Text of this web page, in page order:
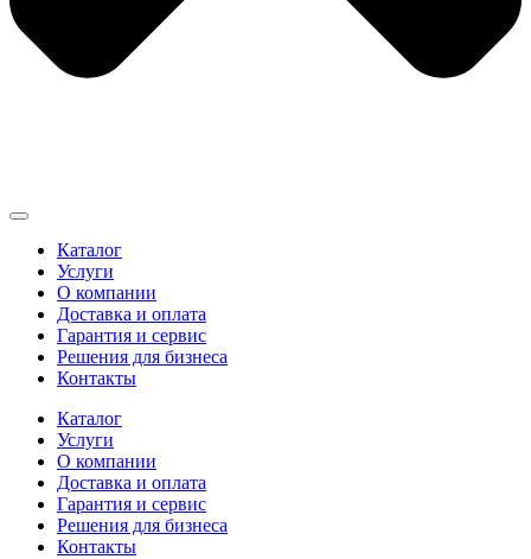
Каталог
Услуги
О компании
Доставка и оплата
Гарантия и сервис
Решения для бизнеса
Контакты
Каталог
Услуги
О компании
Доставка и оплата
Гарантия и сервис
Решения для бизнеса
Контакты